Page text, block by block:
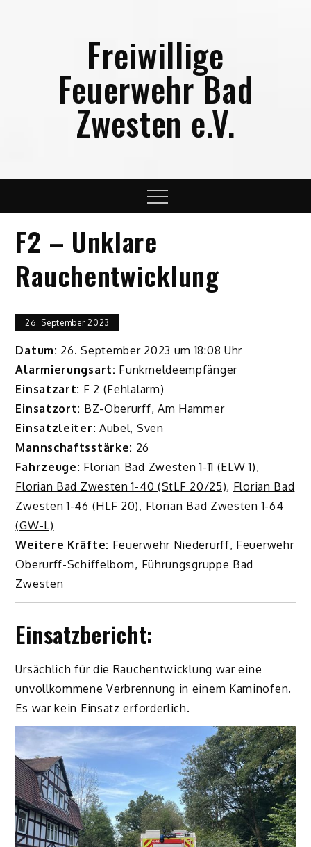
Freiwillige
Feuerwehr Bad
Zwesten e.V.
Menu
F2 – Unklare
Rauchentwicklung
26. September 2023
Datum: 26. September 2023 um 18:08 Uhr
Alarmierungsart: Funkmeldeempfänger
Einsatzart: F 2 (Fehlalarm)
Einsatzort: BZ-Oberurff, Am Hammer
Einsatzleiter: Aubel, Sven
Mannschaftsstärke: 26
Fahrzeuge: Florian Bad Zwesten 1-11 (ELW 1),
Florian Bad Zwesten 1-40 (StLF 20/25), Florian Bad
Zwesten 1-46 (HLF 20), Florian Bad Zwesten 1-64
(GW-L)
Weitere Kräfte: Feuerwehr Niederurff, Feuerwehr
Oberurff-Schiffelborn, Führungsgruppe Bad
Zwesten
Einsatzbericht:
Ursächlich für die Rauchentwicklung war eine
unvollkommene Verbrennung in einem Kaminofen.
Es war kein Einsatz erforderlich.